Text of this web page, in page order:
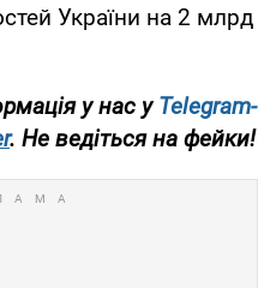
України на 2 млрд
у нас уTelegram-
. Не ведіться на фейки!